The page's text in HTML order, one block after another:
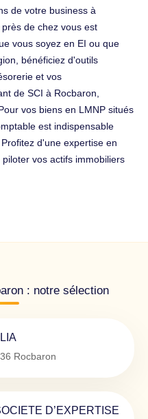
de votre business à
de chez vous est
vous soyez en EI ou que
bénéficiez d'outils
et vos
de SCI à Rocbaron,
vos biens en LMNP situés
est indispensable
d'une expertise en
vos actifs immobiliers
: notre sélection
Rocbaron
D’EXPERTISE